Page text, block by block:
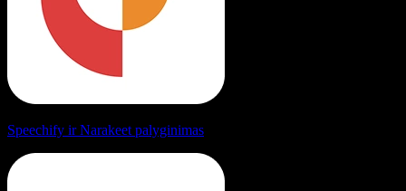
Speechify ir Narakeet palyginimas